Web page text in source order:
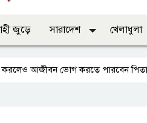
জুড়ে সারাদেশ খেলাধুলা
আজীবন ভোগ করতে পারবেন পিতা-মাতা